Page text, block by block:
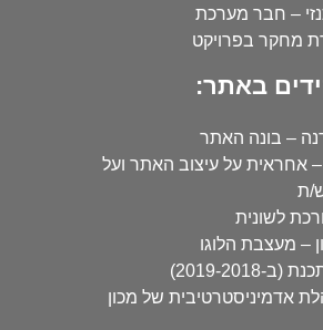
– חבר מערכת
מחקר בפרויקט
באתר:
– בונה האתר
– אחראית על עיצוב האתר ועל
ת
לשונית
– מעצבת הלוגו
2019-2018)
אדמיניסטרטיבית של מכון